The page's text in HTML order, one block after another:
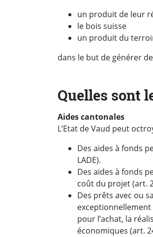
un produit de leur
le bois suisse
un produit du
dans le but de générer
Quelles sont
Aides cantonales
L’Etat de Vaud peut
Des aides à fonds
LADE).
Des aides à fonds
coût du projet (art.
Des prêts avec ou
pour l’achat, la
économiques (art.